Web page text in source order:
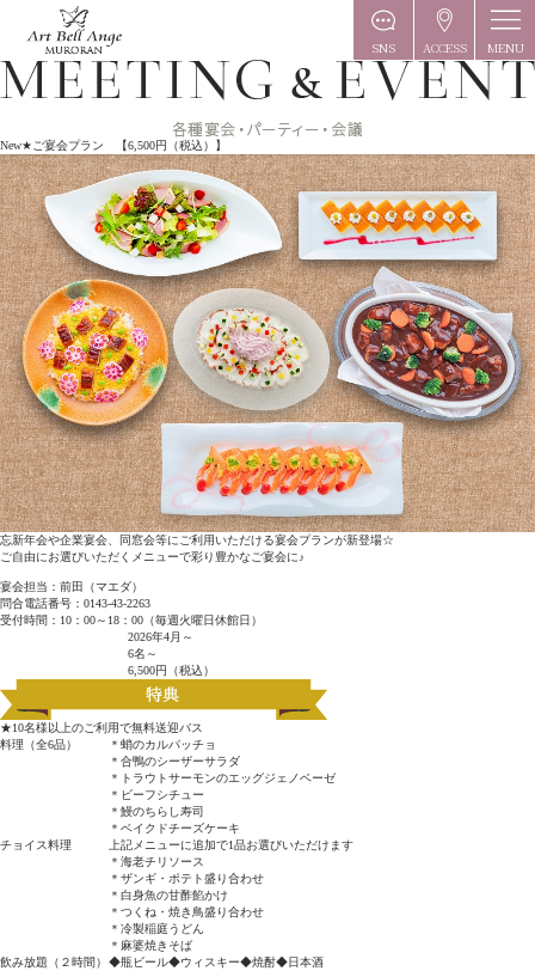
SNS ACCESS MENU
New★ご宴会プラン 【6,500円（税込）】
忘新年会や企業宴会、同窓会等にご利用いただける宴会プランが新登場☆
ご自由にお選びいただくメニューで彩り豊かなご宴会に♪
宴会担当：前田（マエダ）
問合電話番号：0143-43-2263
受付時間：10：00～18：00（毎週火曜日休館日）
2026年4月～
6名～
6,500円（税込）
★10名様以上のご利用で無料送迎バス
料理（全6品）
＊蛸のカルパッチョ
＊合鴨のシーザーサラダ
＊トラウトサーモンのエッグジェノベーゼ
＊ビーフシチュー
＊鰻のちらし寿司
＊ベイクドチーズケーキ
チョイス料理
上記メニューに追加で1品お選びいただけます
＊海老チリソース
＊ザンギ・ポテト盛り合わせ
＊白身魚の甘酢餡かけ
＊つくね・焼き鳥盛り合わせ
＊冷製稲庭うどん
＊麻婆焼きそば
飲み放題（２時間） ◆瓶ビール◆ウィスキー◆焼酎◆日本酒